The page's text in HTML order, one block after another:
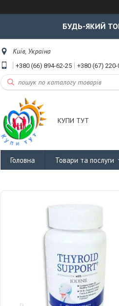
БУДЬ-ЯКИЙ
Київ, Україна
+380 (66) 894-62-25 +380 (67) 220-
КУПИ ТУТ
Головна Товари та послуги